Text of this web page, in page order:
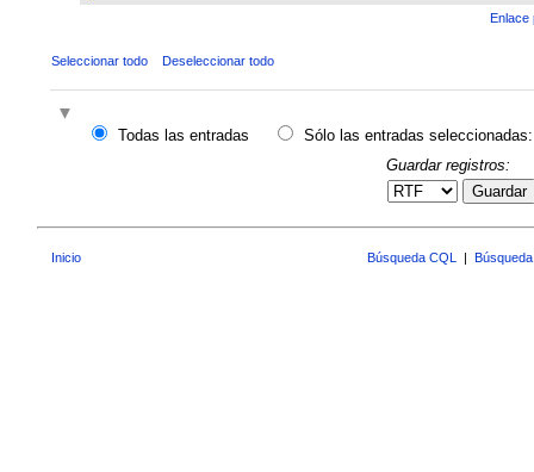
Enlace
Seleccionar todo Deseleccionar todo
Todas las entradas
Sólo las entradas seleccionadas:
Guardar registros:
Guardar
Inicio Búsqueda CQL